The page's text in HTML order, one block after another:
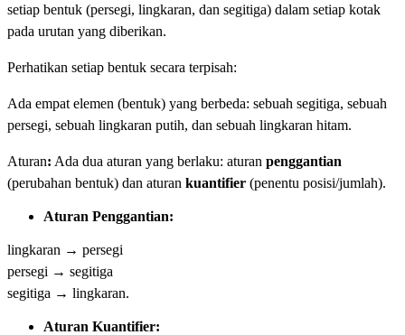
setiap bentuk (persegi, lingkaran, dan segitiga) dalam setiap kotak
pada urutan yang diberikan.
Perhatikan setiap bentuk secara terpisah:
Ada empat elemen (bentuk) yang berbeda: sebuah segitiga, sebuah
persegi, sebuah lingkaran putih, dan sebuah lingkaran hitam.
Aturan: Ada dua aturan yang berlaku: aturan penggantian
(perubahan bentuk) dan aturan kuantifier (penentu posisi/jumlah).
Aturan Penggantian:
lingkaran → persegi
persegi → segitiga
segitiga → lingkaran.
Aturan Kuantifier: